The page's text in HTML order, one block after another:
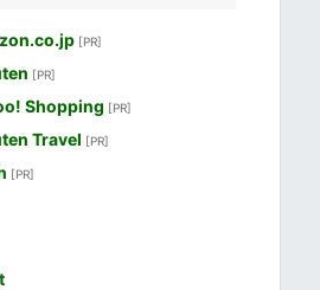
[PR]
[PR]
Shopping [PR]
Travel [PR]
[PR]